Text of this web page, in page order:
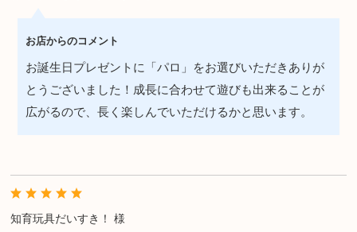
お店からのコメント
お誕生日プレゼントに「パロ」をお選びいただきありが
とうございました！成長に合わせて遊びも出来ることが
広がるので、長く楽しんでいただけるかと思います。
知育玩具だいすき！ 様